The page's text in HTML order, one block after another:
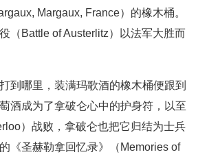
Margaux, France）的橡木桶。
（Battle of Austerlitz）以法军大胜而
到哪里，装满玛歌酒的橡木桶便跟到
酒成为了拿破仑心中的护身符，以至
）战败，拿破仑也把它归结为士兵
《圣赫勒拿回忆录》（Memories of